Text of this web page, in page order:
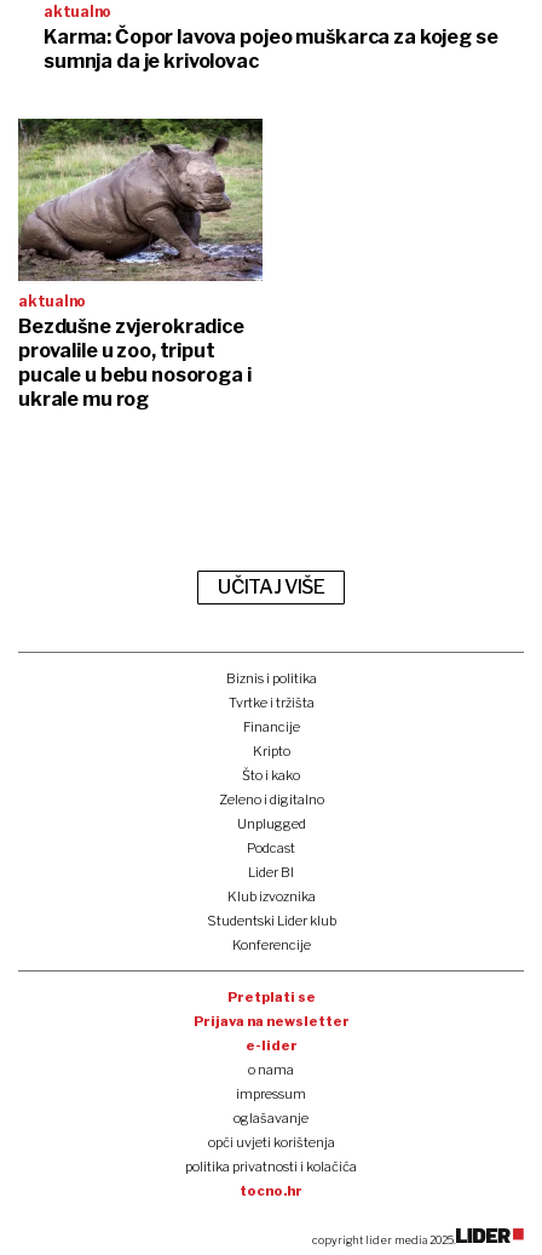
aktualno
Karma: Čopor lavova pojeo muškarca za kojeg se
sumnja da je krivolovac
aktualno
Bezdušne zvjerokradice
provalile u zoo, triput
pucale u bebu nosoroga i
ukrale mu rog
UČITAJ VIŠE
Biznis i politika
Tvrtke i tržišta
Financije
Kripto
Što i kako
Zeleno i digitalno
Unplugged
Podcast
Lider BI
Klub izvoznika
Studentski Lider klub
Konferencije
Pretplati se
Prijava na newsletter
e-lider
o nama
impressum
oglašavanje
opći uvjeti korištenja
politika privatnosti i kolačića
tocno.hr
copyright lider media 2025.